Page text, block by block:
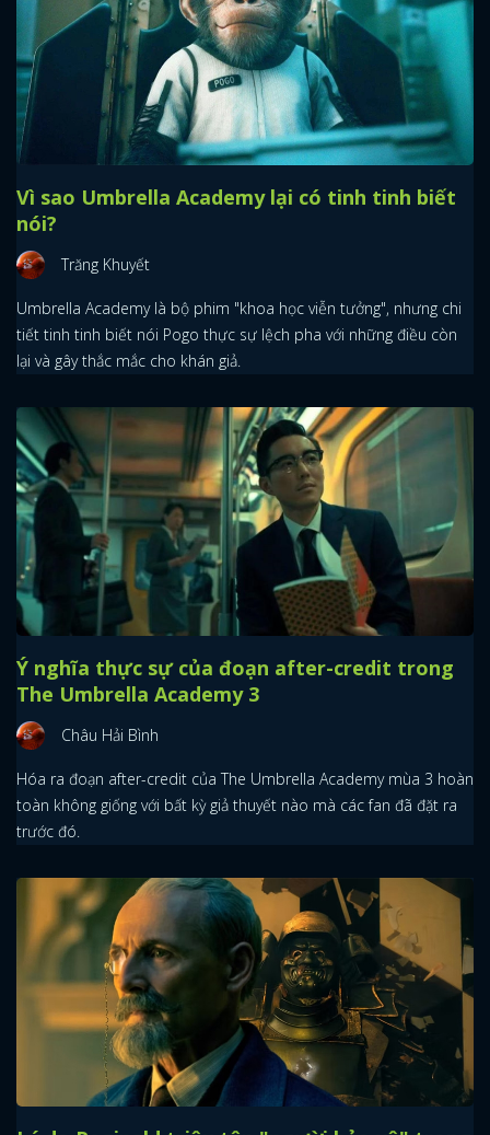
Vì sao Umbrella Academy lại có tinh tinh biết
nói?
Trăng Khuyết
Umbrella Academy là bộ phim "khoa học viễn tưởng", nhưng chi
tiết tinh tinh biết nói Pogo thực sự lệch pha với những điều còn
lại và gây thắc mắc cho khán giả.
Ý nghĩa thực sự của đoạn after-credit trong
The Umbrella Academy 3
Châu Hải Bình
Hóa ra đoạn after-credit của The Umbrella Academy mùa 3 hoàn
toàn không giống với bất kỳ giả thuyết nào mà các fan đã đặt ra
trước đó.